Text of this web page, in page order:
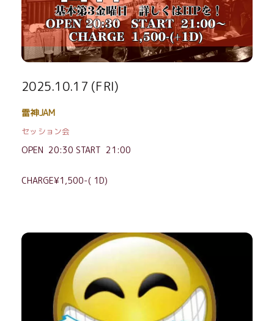
2025.10.17 (FRI)
雷神JAM
セッション会
OPEN 20:30 START 21:00
CHARGE¥1,500-( 1D)